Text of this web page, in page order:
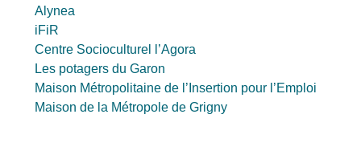
Alynea
iFiR
Centre Socioculturel l’Agora
Les potagers du Garon
Maison Métropolitaine de l’Insertion pour l’Emploi
Maison de la Métropole de Grigny